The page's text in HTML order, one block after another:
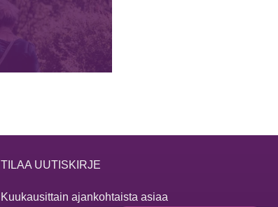
TILAA UUTISKIRJE
Kuukausittain ajankohtaista asiaa